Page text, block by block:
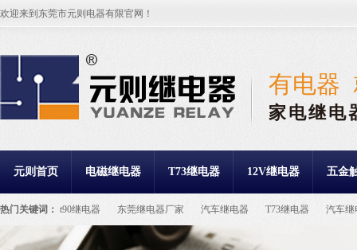
欢迎来到东莞市元则电器有限官网！
有电器
家电继电
元则首页 电磁继电器 T73继电器 12V继电器 五金
热门关键词： t90继电器 东莞继电器厂家 汽车继电器 T73继电器
汽车继
继电器